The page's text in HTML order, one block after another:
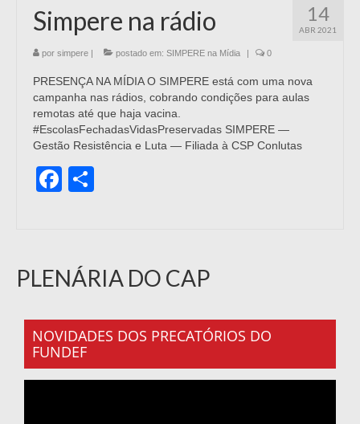
14
ABR 2021
Simpere na rádio
por simpere | postado em: SIMPERE na Mídia | 0
PRESENÇA NA MÍDIA O SIMPERE está com uma nova
campanha nas rádios, cobrando condições para aulas
remotas até que haja vacina.
#EscolasFechadasVidasPreservadas SIMPERE —
Gestão Resistência e Luta — Filiada à CSP Conlutas
Facebook
PLENÁRIA DO CAP
NOVIDADES DOS PRECATÓRIOS DO
FUNDEF